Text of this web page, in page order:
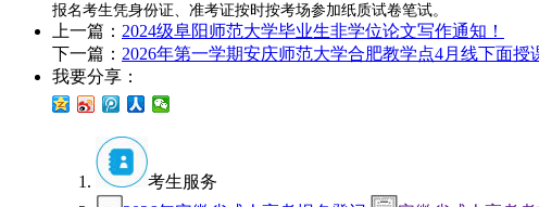
报名考生凭身份证、准考证按时按考场参加纸质试卷笔试。
上一篇： 2024级阜阳师范大学毕业生非学位论文写作通知！
下一篇： 2026年第一学期安庆师范大学合肥教学点4月线下面授
我要分享：
考生服务